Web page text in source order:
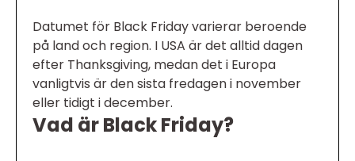
Datumet för Black Friday varierar beroende
på land och region. I USA är det alltid dagen
efter Thanksgiving, medan det i Europa
vanligtvis är den sista fredagen i november
eller tidigt i december.
Vad är Black Friday?